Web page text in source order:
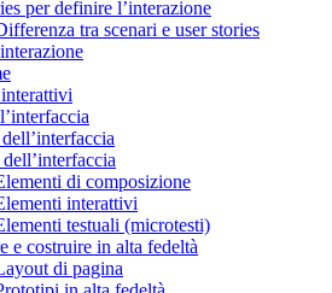
per definire l’interazione
tra scenari e user stories
di composizione
interattivi
testuali (microtesti)
e costruire in alta fedeltà
di pagina